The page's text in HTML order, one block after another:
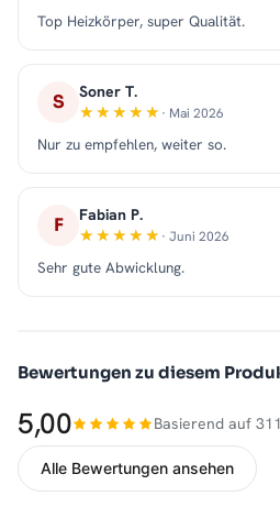
Top Heizkörper, super Qualität.
S Soner T.
· Mai 2026
Nur zu empfehlen, weiter so.
F Fabian P.
· Juni 2026
Sehr gute Abwicklung.
Bewertungen zu diesem
5,00 Basierend auf
Alle Bewertungen ansehen